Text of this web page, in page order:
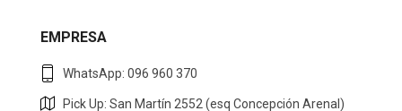
EMPRESA
WhatsApp: 096 960 370
Pick Up: San Martín 2552 (esq Concepción Arenal)